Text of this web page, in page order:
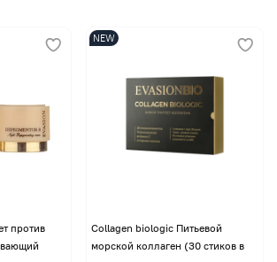
против
NEW
Collagen biologic Питьевой
морской коллаген (30 стиков в